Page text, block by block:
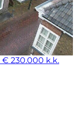
€ 230.000 k.k.